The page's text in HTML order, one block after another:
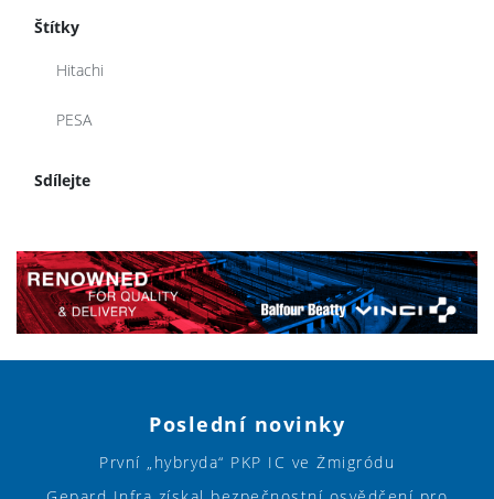
Štítky
Hitachi
PESA
Sdílejte
Poslední novinky
První „hybryda“ PKP IC ve Żmigródu